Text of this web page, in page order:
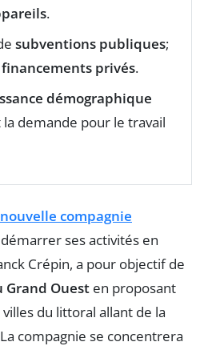
.
subventions publiques;
financements privés.
démographique
demande pour le travail
nouvelle compagnie
ses activités en
Crépin, a pour objectif de
Ouest en proposant
du littoral allant de la
compagnie se concentrera